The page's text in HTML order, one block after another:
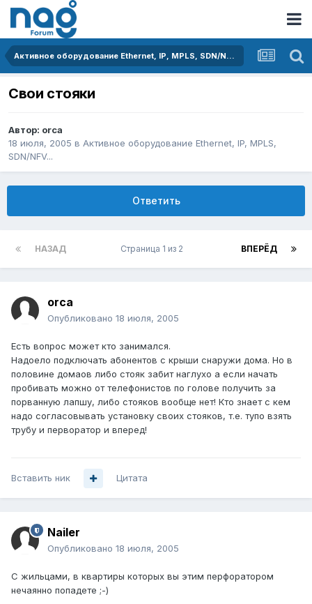
Активное оборудование Ethernet, IP, MPLS, SDN/NFV...
Свои стояки
Автор: orca
18 июля, 2005 в Активное оборудование Ethernet, IP, MPLS,
SDN/NFV...
Ответить
НАЗАД ВПЕРЁД
Страница 1 из 2
orca
Опубликовано 18 июля, 2005
Есть вопрос может кто занимался.
Надоело подключать абонентов с крыши снаружи дома. Но в
половине домаов либо стояк забит наглухо а если начать
пробивать можно от телефонистов по голове получить за
порванную лапшу, либо стояков вообще нет! Кто знает с кем
надо согласовывать установку своих стояков, т.е. тупо взять
трубу и перворатор и вперед!
Вставить ник Цитата
Nailer
Опубликовано 18 июля, 2005
C жильцами, в квартиры которых вы этим перфоратором
нечаянно попадете ;-)